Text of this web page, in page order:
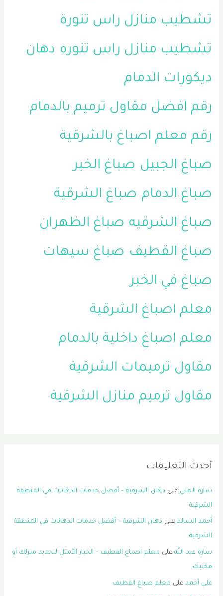
تشطيب منازل راس تنورة
تشطيب منازل راس تنوره دهان
ديكورات الدمام
رقم افضل مقاول ترميم بالدمام
رقم معلم اصباغ بالشرقية
صباغ الجبيل صباغ الخبر
صباغ الدمام صباغ الشرقية
صباغ الشرقيه صباغ الظهران
صباغ القطيف صباغ سيهات
صباغ في الخبر
معلم اصباغ الشرقية
معلم اصباغ داخلية بالدمام
مقاول ترميمات الشرقية
مقاول ترميم منازل الشرقية
أحدث التعليقات
سارة العلي على دهان الشرقية – أفضل خدمات الدهانات في المنطقة
الشرقية
أحمد السالم على دهان الشرقية – أفضل خدمات الدهانات في المنطقة
الشرقية
سارة عبد الله على معلم اصباغ القطيف – الخيار الأمثل لتجديد منزلك أو
مكتبك
علي أحمد على معلم صباغ القطيف